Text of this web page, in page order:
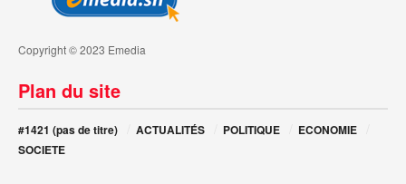
Copyright © 2023 Emedia
Plan du site
#1421 (pas de titre) ACTUALITÉS POLITIQUE
ECONOMIE
SOCIETE